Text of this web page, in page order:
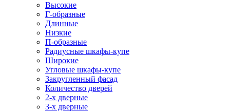
Высокие
Г-образные
Длинные
Низкие
П-образные
Радиусные шкафы-купе
Широкие
Угловые шкафы-купе
Закругленный фасад
Количество дверей
2-х дверные
3-х дверные